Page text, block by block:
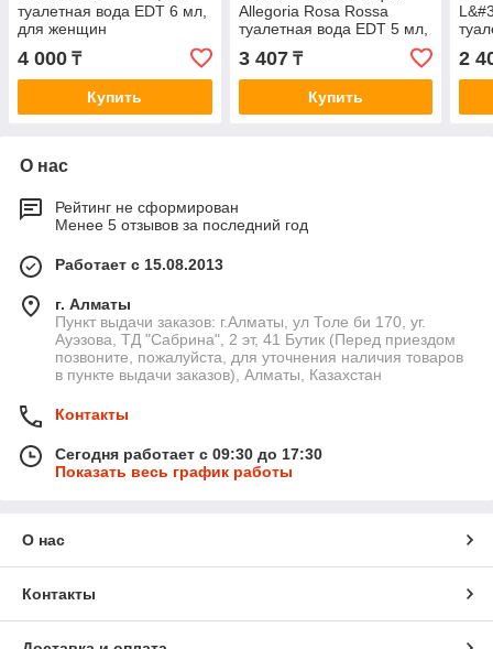
туалетная вода EDT 6 мл,
для женщин
4 000 ₸
Купить
Allegoria Rosa Rossa
туалетная вода EDT 5 мл,
для женщин
3 407₸
Купить
2
О нас
Рейтинг не сформирован
Менее 5 отзывов за последний год
Работает с 15.08.2013
г. Алматы
Пункт выдачи заказов: г.Алматы, ул Толе би 170, уг.
Ауэзова, ТД "Сабрина", 2 эт, 41 Бутик (Перед приездом
позвоните, пожалуйста, для уточнения наличия товаров
в пункте выдачи заказов), Алматы, Казахстан
Контакты
Сегодня работает с 09:30 до 17:30
Показать весь график работы
О нас
Контакты